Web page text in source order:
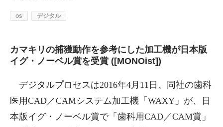
os デジタル
カマキリの捕獲動作を参考にした加工機が日本版
イグ・ノーベル賞を受賞 ([MONOist])
デジタルプロセスは2016年4月11日、同社の歯科
医用CAD／CAMシステム加工機「WAXY」が、日
本版イグ・ノーベル賞で「歯科用CAD／CAM賞」